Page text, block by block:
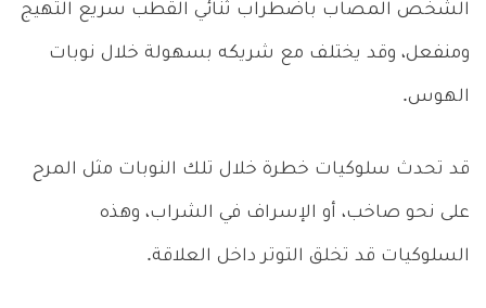
الشخص المصاب باضطراب ثنائي القطب سريع التهيج
ومنفعل، وقد يختلف مع شريكه بسهولة خلال نوبات
الهوس.
قد تحدث سلوكيات خطرة خلال تلك النوبات مثل المرح
على نحو صاخب، أو الإسراف في الشراب، وهذه
السلوكيات قد تخلق التوتر داخل العلاقة.